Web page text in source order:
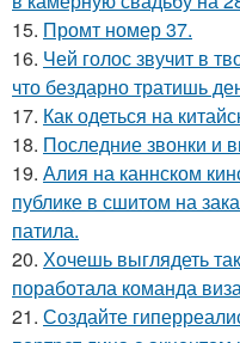
15. Промт номер 37.
16. Чей голос звучит в
что бездарно тратишь
17. Как одеться на
18. Последние звонки и
19. Алия на каннском
публике в сшитом на
патила.
20. Хочешь выглядеть
поработала команда
21. Создайте